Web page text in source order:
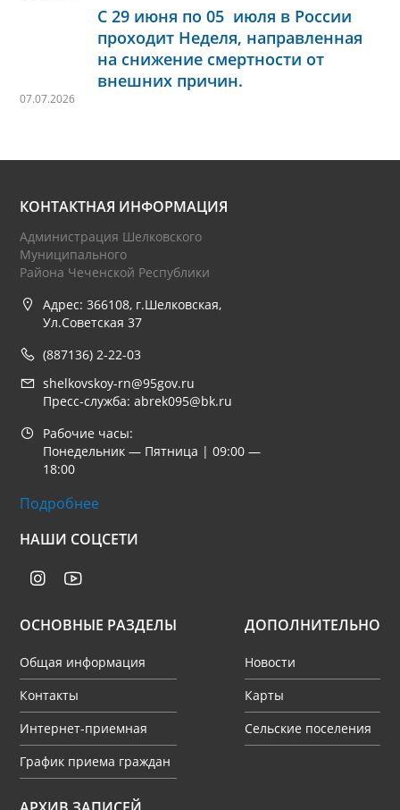
С 29 июня по 05 июля в России
проходит Неделя, направленная
на снижение смертности от
внешних причин.
07.07.2026
КОНТАКТНАЯ ИНФОРМАЦИЯ
Администрация Шелковского
Муниципального
Района Чеченской Республики
Адрес: 366108, г.Шелковская,
Ул.Советская 37
(887136) 2-22-03
shelkovskoy-rn@95gov.ru
Пресс-служба: abrek095@bk.ru
Рабочие часы:
Понедельник — Пятница | 09:00 —
18:00
Подробнее
НАШИ СОЦСЕТИ
ОСНОВНЫЕ РАЗДЕЛЫ
Общая информация
Контакты
Интернет-приемная
График приема граждан
ДОПОЛНИТЕЛЬНО
Новости
Карты
Сельские поселения